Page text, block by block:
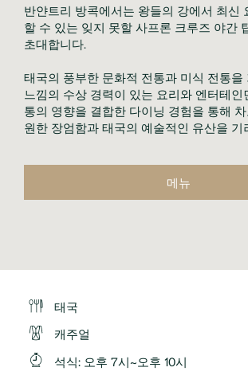
반얀트리 방콕에서는 왕들의 강에서 최신
할 수 있는 잊지 못할 사프론 크루즈 야간
초대합니다.
태국의 풍부한 문화적 전통과 미식 전통을
느낌의 수상 경력이 있는 요리와 엔터테인
통의 영향을 결합한 다이닝 경험을 통해
원한 장엄함과 태국의 예술적인 유산을 기
메뉴
태국
캐주얼
석식: 오후 7시~오후 10시